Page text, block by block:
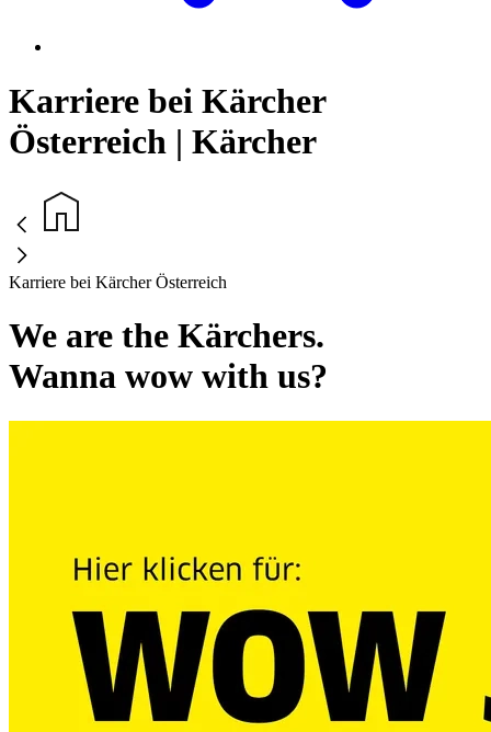
Karriere bei Kärcher
Österreich | Kärcher
Karriere bei Kärcher Österreich
We are the Kärchers.
Wanna wow with us?